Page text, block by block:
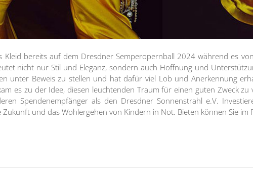
Kleid bereits auf dem Dresdner Semperopernball 2024 während es
nicht nur Stil und Eleganz, sondern auch Hoffnung und
unter Beweis zu stellen und hat dafür viel Lob und Anerkennung
es zu der Idee, diesen leuchtenden Traum für einen guten Zweck
Spendenempfänger als den Dresdner Sonnenstrahl e.V.
und das Wohlergehen von Kindern in Not. Bieten können Sie im